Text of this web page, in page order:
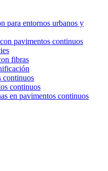
para entornos urbanos y
pavimentos continuos
fibras
continuos
continuos
en pavimentos continuos